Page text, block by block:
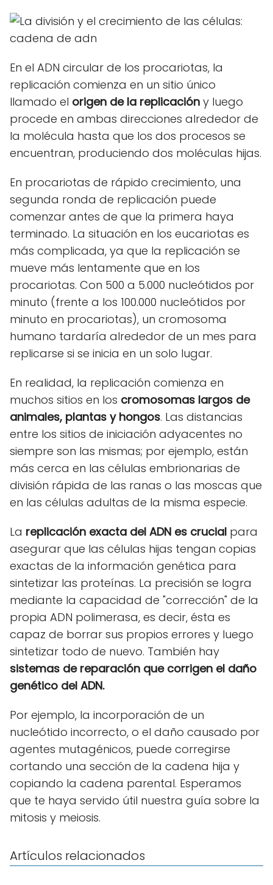
En el ADN circular de los procariotas, la
replicación comienza en un sitio único
llamado el origen de la replicación y luego
procede en ambas direcciones alrededor de
la molécula hasta que los dos procesos se
encuentran, produciendo dos moléculas hijas.
En procariotas de rápido crecimiento, una
segunda ronda de replicación puede
comenzar antes de que la primera haya
terminado. La situación en los eucariotas es
más complicada, ya que la replicación se
mueve más lentamente que en los
procariotas. Con 500 a 5.000 nucleótidos por
minuto (frente a los 100.000 nucleótidos por
minuto en procariotas), un cromosoma
humano tardaría alrededor de un mes para
replicarse si se inicia en un solo lugar.
En realidad, la replicación comienza en
muchos sitios en los cromosomas largos de
animales, plantas y hongos. Las distancias
entre los sitios de iniciación adyacentes no
siempre son las mismas; por ejemplo, están
más cerca en las células embrionarias de
división rápida de las ranas o las moscas que
en las células adultas de la misma especie.
La replicación exacta del ADN es crucial para
asegurar que las células hijas tengan copias
exactas de la información genética para
sintetizar las proteínas. La precisión se logra
mediante la capacidad de "corrección" de la
propia ADN polimerasa, es decir, ésta es
capaz de borrar sus propios errores y luego
sintetizar todo de nuevo. También hay
sistemas de reparación que corrigen el daño
genético del ADN.
Por ejemplo, la incorporación de un
nucleótido incorrecto, o el daño causado por
agentes mutagénicos, puede corregirse
cortando una sección de la cadena hija y
copiando la cadena parental. Esperamos
que te haya servido útil nuestra guía sobre la
mitosis y meiosis.
Artículos relacionados